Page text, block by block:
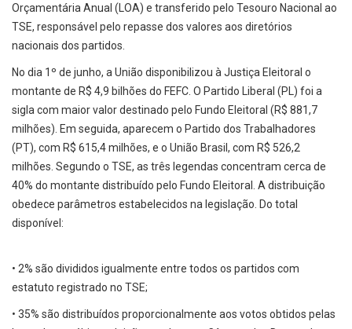
Orçamentária Anual (LOA) e transferido pelo Tesouro Nacional ao
TSE, responsável pelo repasse dos valores aos diretórios
nacionais dos partidos.
No dia 1º de junho, a União disponibilizou à Justiça Eleitoral o
montante de R$ 4,9 bilhões do FEFC. O Partido Liberal (PL) foi a
sigla com maior valor destinado pelo Fundo Eleitoral (R$ 881,7
milhões). Em seguida, aparecem o Partido dos Trabalhadores
(PT), com R$ 615,4 milhões, e o União Brasil, com R$ 526,2
milhões. Segundo o TSE, as três legendas concentram cerca de
40% do montante distribuído pelo Fundo Eleitoral. A distribuição
obedece parâmetros estabelecidos na legislação. Do total
disponível:
• 2% são divididos igualmente entre todos os partidos com
estatuto registrado no TSE;
• 35% são distribuídos proporcionalmente aos votos obtidos pelas